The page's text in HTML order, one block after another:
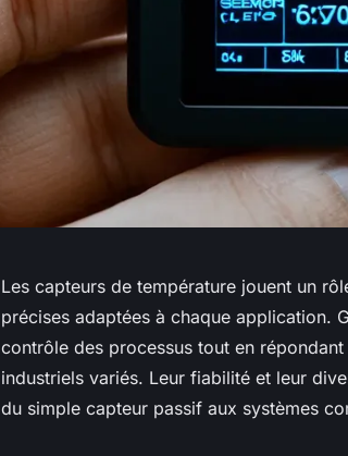
Les capteurs de température jouent un
précises adaptées à chaque application.
contrôle des processus tout en
industriels variés. Leur fiabilité et leur
du simple capteur passif aux systèmes